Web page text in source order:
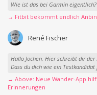
Wie ist das bei Garmin eigentlich?
→ Fitbit bekommt endlich
René Fischer
Hallo Jochen, Hier schreibt dir der
Dass du dich wie ein
→ Above: Neue Wander-App
Erinnerungen